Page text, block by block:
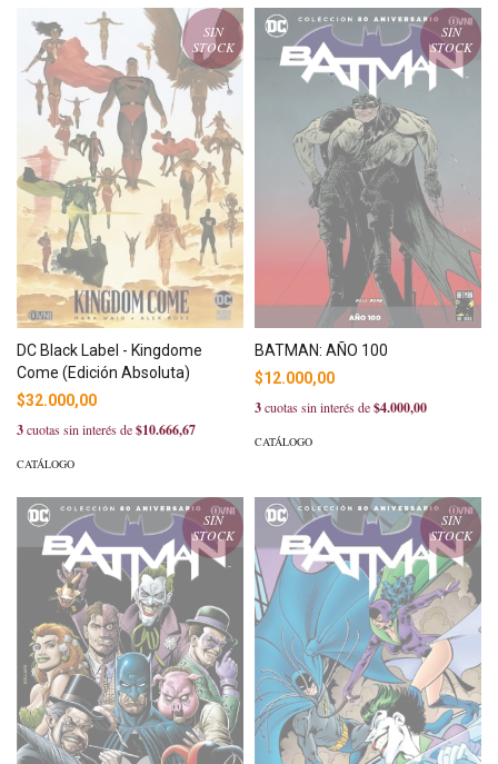
SIN
STOCK
DC Black Label - Kingdome
Come (Edición Absoluta)
$32.000,00
3cuotas sin interés de$10.666,67
CATÁLOGO
SIN
STOCK
BATMAN: AÑO 100
$12.000,00
3cuotas sin interés de$4.000,00
CATÁLOGO
SIN
STOCK
SIN
STOCK